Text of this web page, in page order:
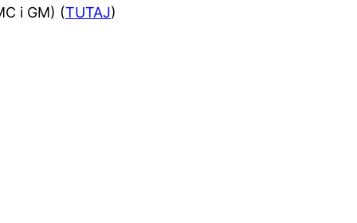
i GM) (TUTAJ)